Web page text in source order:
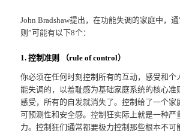
John Bradshaw提出，在功能失调的家庭中，
则”可能有以下8个：
1. 控制准则 （rule of control）
你必须在任何时刻控制所有的互动，感受和个
能失调的，以羞耻感为基础家庭系统的核心准
感受，所有的自发就消失了。控制给了一个家
可预测性和安全感。控制狂实际上就是一种严
力。控制狂们通常都要极力控制那些根本不可